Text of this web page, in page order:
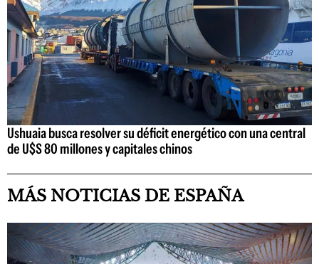
Ushuaia busca resolver su déficit energético con una central
de U$S 80 millones y capitales chinos
MÁS NOTICIAS DE ESPAÑA